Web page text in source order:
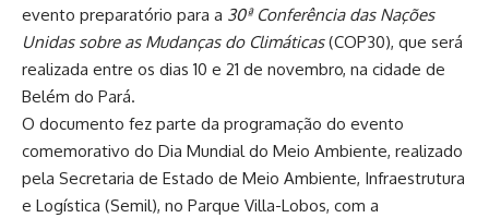
evento preparatório para a 30ª Conferência das Nações
Unidas sobre as Mudanças do Climáticas(COP30), que será
realizada entre os dias 10 e 21 de novembro, na cidade de
Belém do Pará.
O documento fez parte da programação do evento
comemorativo do Dia Mundial do Meio Ambiente, realizado
pela Secretaria de Estado de Meio Ambiente, Infraestrutura
e Logística (Semil), no Parque Villa-Lobos, com a